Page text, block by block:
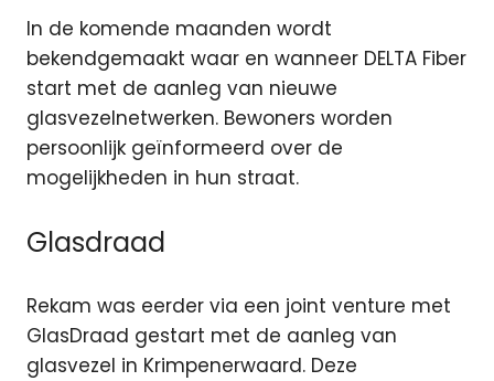
In de komende maanden wordt
bekendgemaakt waar en wanneer DELTA Fiber
start met de aanleg van nieuwe
glasvezelnetwerken. Bewoners worden
persoonlijk geïnformeerd over de
mogelijkheden in hun straat.
Glasdraad
Rekam was eerder via een joint venture met
GlasDraad gestart met de aanleg van
glasvezel in Krimpenerwaard. Deze